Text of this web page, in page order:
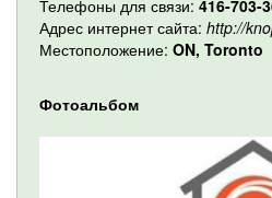
Телефоны для связи: 416-703-
Адрес интернет сайта: http://
Местоположение: ON, Toronto
Фотоальбом